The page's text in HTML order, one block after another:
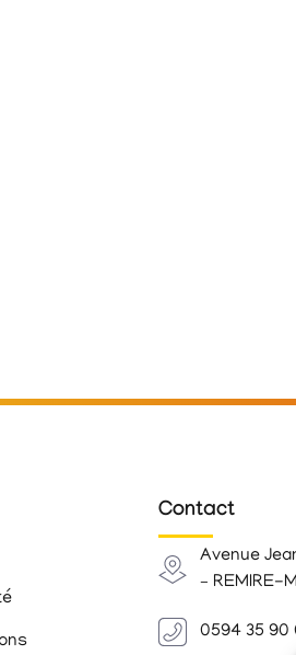
Contact
Avenue
– REMIRE-
0594 35 90